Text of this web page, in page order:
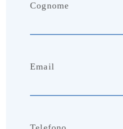
Cognome
Email